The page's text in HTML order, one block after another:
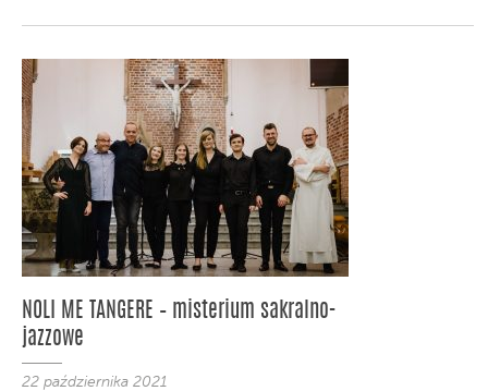
NOLI ME TANGERE – misterium sakralno-
jazzowe
22 października 2021